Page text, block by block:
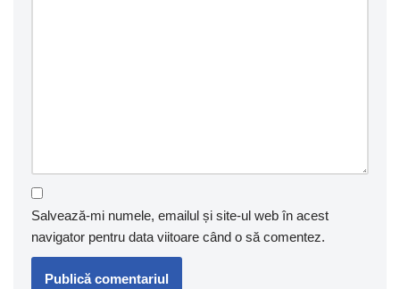
Salvează-mi numele, emailul și site-ul web în acest
navigator pentru data viitoare când o să comentez.